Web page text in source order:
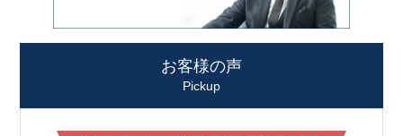
お客様の声
Pickup